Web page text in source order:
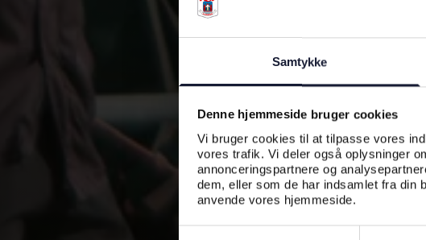
Samtykke
Denne hjemmeside bruger cookies
Vi bruger cookies til at tilpasse vores
vores trafik. Vi deler også oplysninger
annonceringspartnere og
dem, eller som de har indsamlet fra
anvende vores hjemmeside.